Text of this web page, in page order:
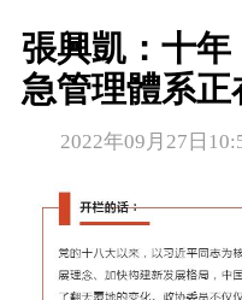
張興凱：十
急管理體系正
2022年09月27日